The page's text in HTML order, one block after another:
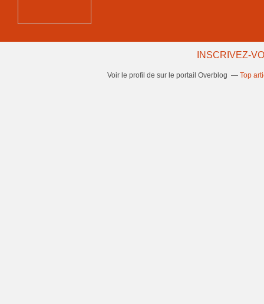
INSCRIVEZ-
Voir le profil de sur le portail Overblog Top